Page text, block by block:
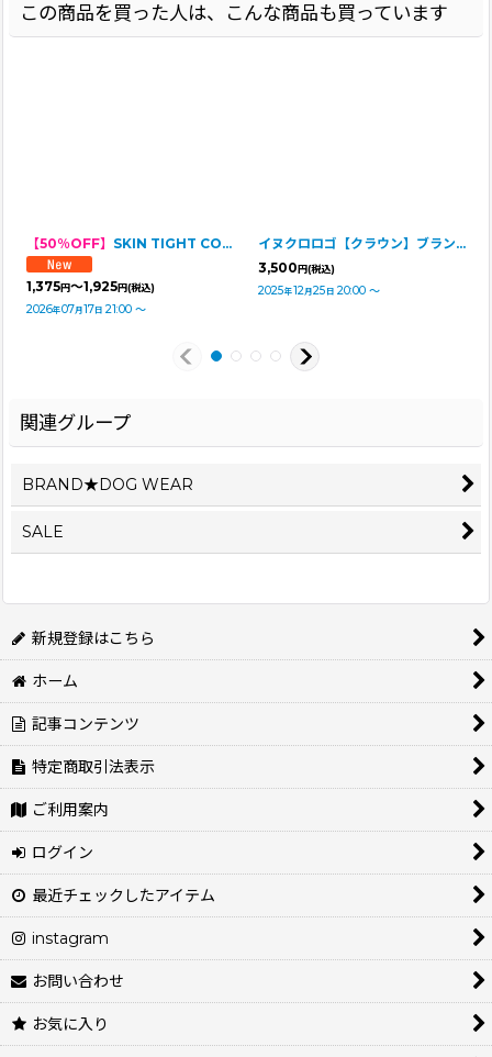
この商品を買った人は、こんな商品も買っています
【50％OFF】 SKIN TIGHT COOL T-SHIRT スキンタイトクールＴシャツ
1,375円～1,925円(税込)
2026年07月17日 21:00 ～
イヌクロロゴ【クラウン】ブランケット
3,500円(税込)
2025年12月25 日 20:00 ～
関連グループ
BRAND★DOG WEAR
SALE
新規登録はこちら
ホーム
記事コンテンツ
特定商取引法表示
ご利用案内
ログイン
最近チェックしたアイテム
instagram
お問い合わせ
お気に入り